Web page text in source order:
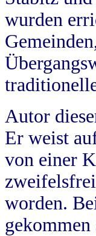
wurden
Autor
Er weist
von einer
worden.